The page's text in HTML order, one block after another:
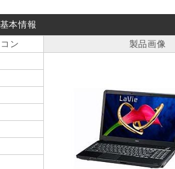
基本情報
ン
製品画像